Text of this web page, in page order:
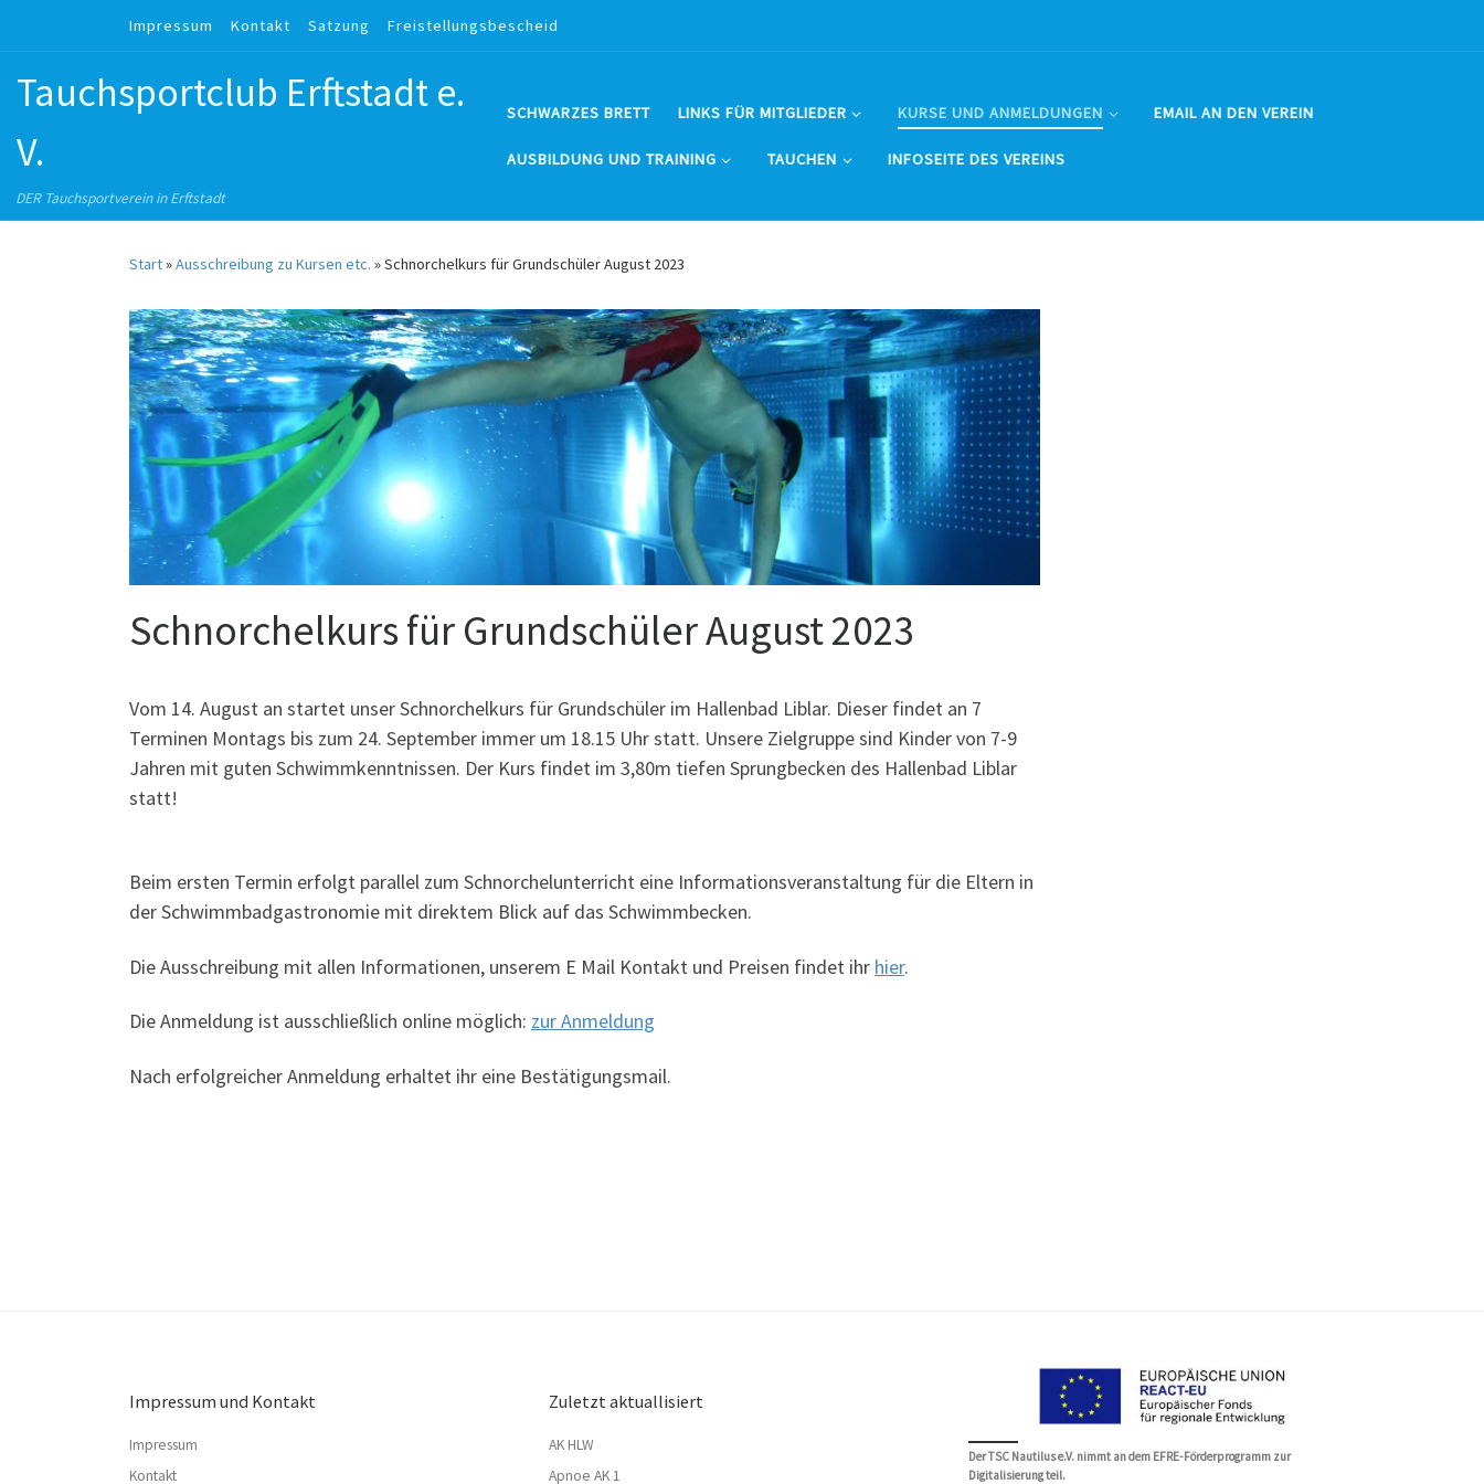
Zum Inhalt springenImpressum Kontakt Satzung Freistellungsbescheid
Tauchsportclub Erftstadt e.
V.
DER Tauchsportverein in Erftstadt
SCHWARZES BRETT LINKS FÜR MITGLIEDER KURSE UND ANMELDUNGEN EMAIL AN DEN VEREIN
AUSBILDUNG UND TRAINING TAUCHEN INFOSEITE DES VEREINS
Start»Ausschreibung zu Kursen etc. »Schnorchelkurs für Grundschüler August 2023
Schnorchelkurs für Grundschüler August 2023
Vom 14. August an startet unser Schnorchelkurs für Grundschüler im Hallenbad Liblar. Dieser findet an 7
Terminen Montags bis zum 24. September immer um 18.15 Uhr statt. Unsere Zielgruppe sind Kinder von 7-9
Jahren mit guten Schwimmkenntnissen. Der Kurs findet im 3,80m tiefen Sprungbecken des Hallenbad Liblar
statt!
Beim ersten Termin erfolgt parallel zum Schnorchelunterricht eine Informationsveranstaltung für die Eltern in
der Schwimmbadgastronomie mit direktem Blick auf das Schwimmbecken.
Die Ausschreibung mit allen Informationen, unserem E Mail Kontakt und Preisen findet ihr hier.
Die Anmeldung ist ausschließlich online möglich: zur Anmeldung
Nach erfolgreicher Anmeldung erhaltet ihr eine Bestätigungsmail.
Impressum und Kontakt
Impressum
Kontakt
Zuletzt aktuallisiert
AK HLW
Apnoe AK 1
Der TSC Nautilus e.V. nimmt an dem EFRE-Förderprogramm zur
Digitalisierung teil.